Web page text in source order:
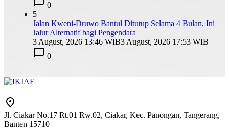
0
5
Jalan Kweni-Druwo Bantul Ditutup Selama 4 Bulan, Ini
Jalur Alternatif bagi Pengendara
3 August, 2026 13:46 WIB3 August, 2026 17:53 WIB
0
Jl. Ciakar No.17 Rt.01 Rw.02, Ciakar, Kec. Panongan, Tangerang,
Banten 15710